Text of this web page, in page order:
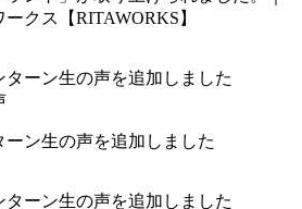
クス【RITAWORKS】
ーン生の声を追加しました